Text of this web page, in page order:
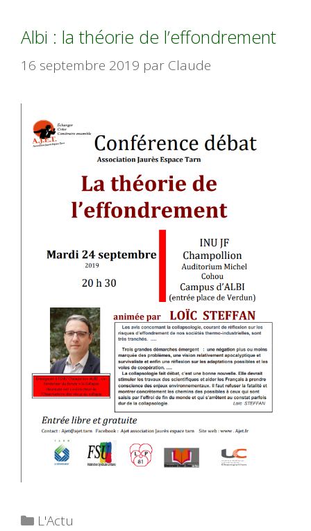
Albi : la théorie de l’effondrement
16 septembre 2019 par Claude
Catégories
L'Actu